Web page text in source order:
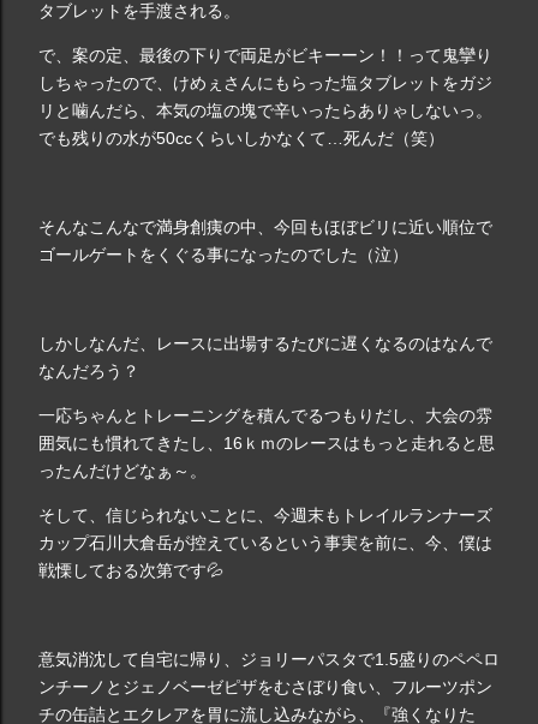
タブレットを手渡される。
で、案の定、最後の下りで両足がビキーーン！！って鬼攣り
しちゃったので、けめぇさんにもらった塩タブレットをガジ
リと噛んだら、本気の塩の塊で辛いったらありゃしないっ。
でも残りの水が50ccくらいしかなくて…死んだ（笑）
そんなこんなで満身創痍の中、今回もほぼビリに近い順位で
ゴールゲートをくぐる事になったのでした（泣）
しかしなんだ、レースに出場するたびに遅くなるのはなんで
なんだろう？
一応ちゃんとトレーニングを積んでるつもりだし、大会の雰
囲気にも慣れてきたし、16ｋｍのレースはもっと走れると思
ったんだけどなぁ～。
そして、信じられないことに、今週末もトレイルランナーズ
カップ石川大倉岳が控えているという事実を前に、今、僕は
戦慄しておる次第です💦
意気消沈して自宅に帰り、ジョリーパスタで1.5盛りのペペロ
ンチーノとジェノベーゼピザをむさぼり食い、フルーツポン
チの缶詰とエクレアを胃に流し込みながら、『強くなりた